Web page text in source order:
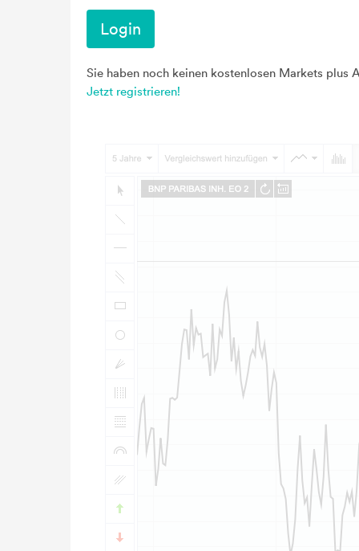
Login
Sie haben noch keinen kostenlosen Markets plus
Jetzt registrieren!